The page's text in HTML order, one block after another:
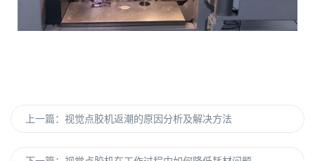
上一篇： 视觉点胶机返潮的原因分析及解决方法